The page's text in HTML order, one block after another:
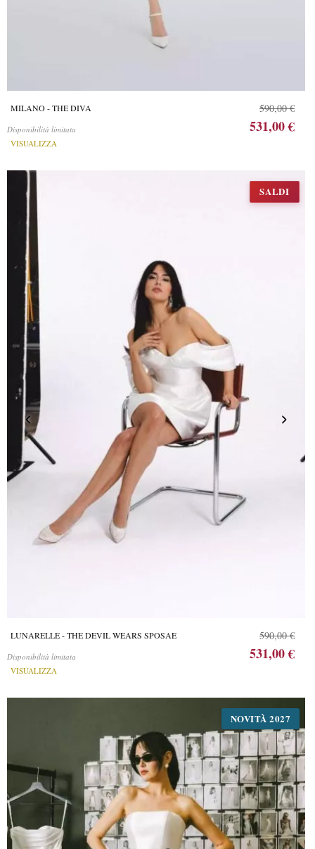
MILANO - THE DIVA
Disponibilità limitata
VISUALIZZA
590,00 €
531,00 €
SALDI
LUNARELLE - THE DEVIL WEARS SPOSAE
Disponibilità limitata
VISUALIZZA
590,00 €
531,00 €
NOVITÀ 2027